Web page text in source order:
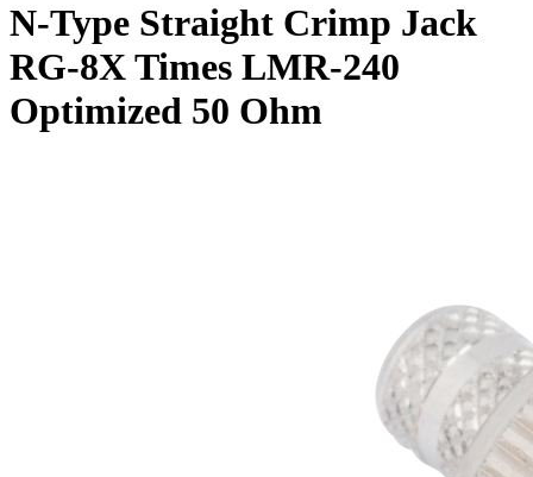
N-Type Straight Crimp Jack
RG-8X Times LMR-240
Optimized 50 Ohm